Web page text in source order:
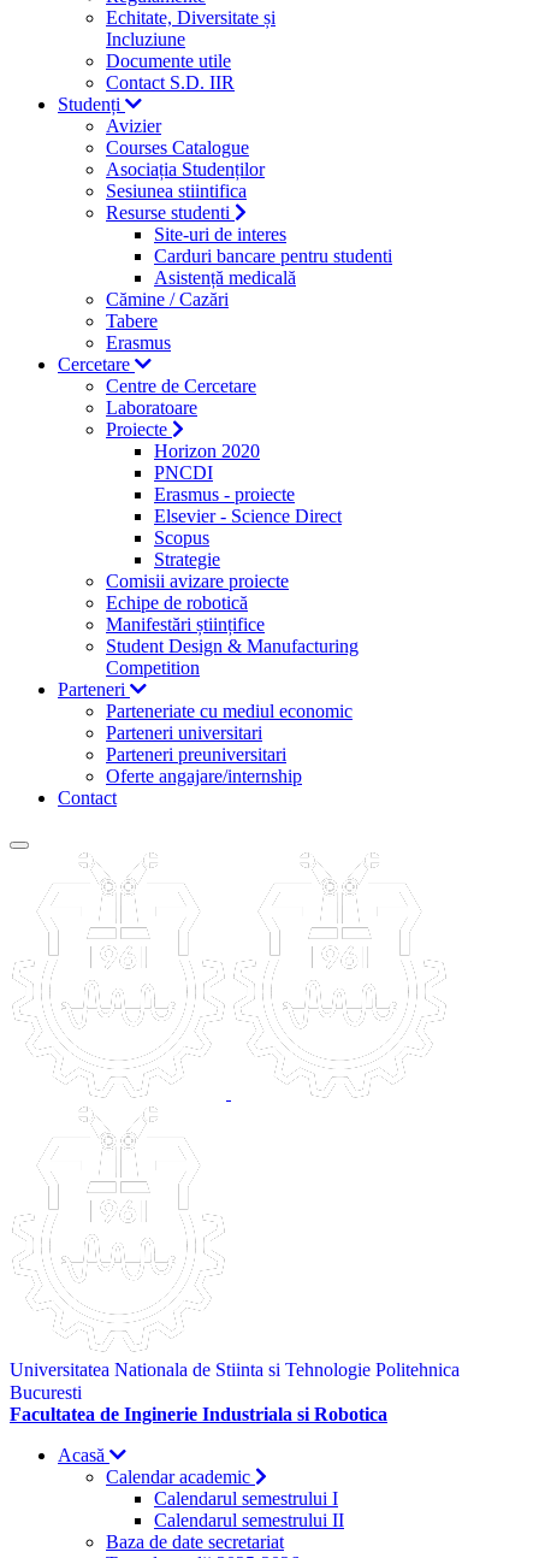
Echitate, Diversitate și
Incluziune
Documente utile
Contact S.D. IIR
Studenți
Avizier
Courses Catalogue
Asociația Studenților
Sesiunea stiintifica
Resurse studenti
Site-uri de interes
Carduri bancare pentru studenti
Asistență medicală
Cămine / Cazări
Tabere
Erasmus
Cercetare
Centre de Cercetare
Laboratoare
Proiecte
Horizon 2020
PNCDI
Erasmus - proiecte
Elsevier - Science Direct
Scopus
Strategie
Comisii avizare proiecte
Echipe de robotică
Manifestări științifice
Student Design & Manufacturing
Competition
Parteneri
Parteneriate cu mediul economic
Parteneri universitari
Parteneri preuniversitari
Oferte angajare/internship
Contact
Universitatea Nationala de Stiinta si Tehnologie Politehnica
Bucuresti
Facultatea de Inginerie Industriala si Robotica
Acasă
Calendar academic
Calendarul semestrului I
Calendarul semestrului II
Baza de date secretariat